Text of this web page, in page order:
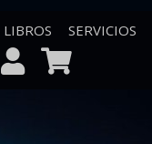
LIBROS
SERVICIOS